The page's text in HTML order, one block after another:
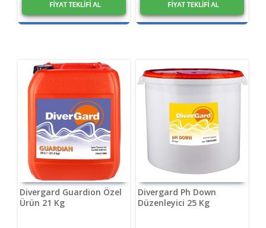
₺ ₺
Divergard Guardion Özel
Ürün 21 Kg
Divergard Ph Down
Düzenleyici 25 Kg